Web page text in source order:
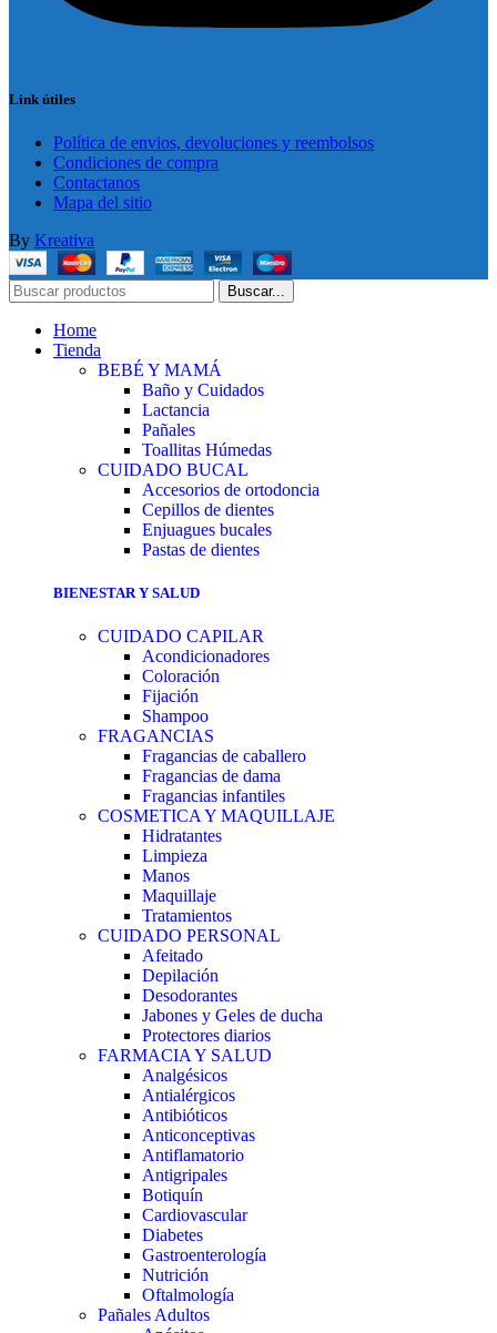
Link útiles
Política de envios, devoluciones y reembolsos
Condiciones de compra
Contactanos
Mapa del sitio
By Kreativa
Buscar...
Home
Tienda
BEBÉ Y MAMÁ
Baño y Cuidados
Lactancia
Pañales
Toallitas Húmedas
CUIDADO BUCAL
Accesorios de ortodoncia
Cepillos de dientes
Enjuagues bucales
Pastas de dientes
BIENESTAR Y SALUD
CUIDADO CAPILAR
Acondicionadores
Coloración
Fijación
Shampoo
FRAGANCIAS
Fragancias de caballero
Fragancias de dama
Fragancias infantiles
COSMETICA Y MAQUILLAJE
Hidratantes
Limpieza
Manos
Maquillaje
Tratamientos
CUIDADO PERSONAL
Afeitado
Depilación
Desodorantes
Jabones y Geles de ducha
Protectores diarios
FARMACIA Y SALUD
Analgésicos
Antialérgicos
Antibióticos
Anticonceptivas
Antiflamatorio
Antigripales
Botiquín
Cardiovascular
Diabetes
Gastroenterología
Nutrición
Oftalmología
Pañales Adultos